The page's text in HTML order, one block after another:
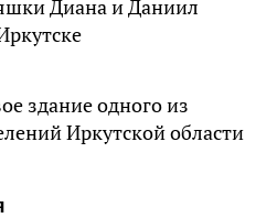
Диана и Даниил
здание одного из
Иркутской области